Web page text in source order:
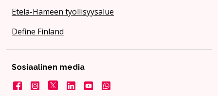
Etelä-Hämeen työllisyysalue
Define Finland
Sosiaalinen media
FacebookInstagram
X LinkedInYouTubeKaupunki WhatsApissa